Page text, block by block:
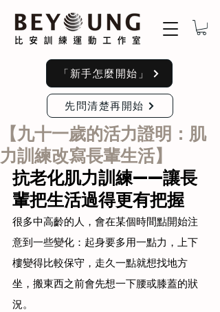
「新手怎麼開始」
先問清楚再開始
【九十一歲的活力證明：肌
力訓練改寫長輩生活】
抗老化肌力訓練——讓長
輩把生活過得更有把握
很多中高齡的人，會在某個時間點開始注
意到一些變化：起身要多用一點力，上下
樓變得比較保守，走久一點就想找地方
坐，搬東西之前會先想一下腰或膝蓋的狀
況。